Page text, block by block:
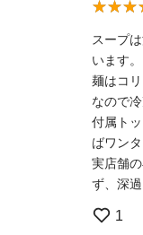
スープ
います。
麺はコ
なので
付属ト
ばワン
実店舗
ず、深
1